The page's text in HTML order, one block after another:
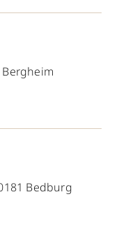
Bergheim
Bedburg